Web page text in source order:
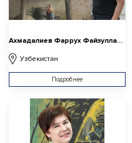
Ахмадалиев Фаррух Файзуллаханович
Узбекистан
Подробнее